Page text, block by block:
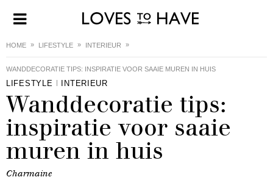
HOME LIFESTYLE INTERIEUR
WANDDECORATIE TIPS: INSPIRATIE VOOR SAAIE MUREN IN HUIS
LIFESTYLE INTERIEUR
Wanddecoratie tips:
inspiratie voor saaie
muren in huis
Charmaine